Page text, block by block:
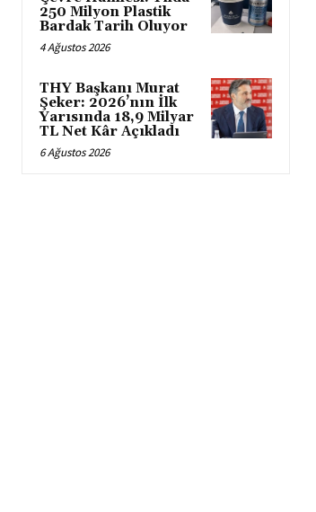
250 Milyon Plastik
Bardak Tarih Oluyor
4 Ağustos 2026
THY Başkanı Murat
Şeker: 2026’nın İlk
Yarısında 18,9 Milyar
TL Net Kâr Açıkladı
6 Ağustos 2026